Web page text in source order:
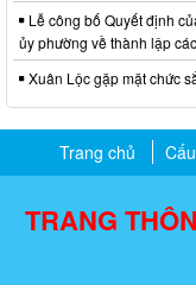
Lễ công bố Quyết định
ủy phường về thành lập
Xuân Lộc gặp mặt chức
Trang chủ
TRANG